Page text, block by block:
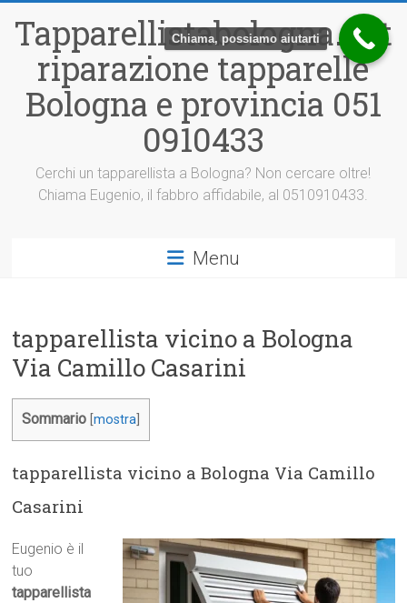
contenuto
Tapparellistabologna.net
riparazione tapparelle
Bologna e provincia 051
0910433
Cerchi un tapparellista a Bologna? Non cercare oltre!
Chiama Eugenio, il fabbro affidabile, al 0510910433.
Menu
tapparellista vicino a Bologna
Via Camillo Casarini
Sommario [mostra
tapparellista vicino a Bologna Via Camillo
Casarini
Eugenio è il
tuo
tapparellista
Chiama, possiamo aiutarti